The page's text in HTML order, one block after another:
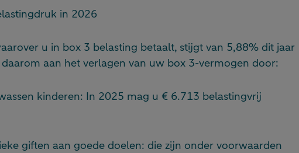
in 2026
u in box 3 belasting betaalt, stijgt van 5,88% dit jaar
aan het verlagen van uw box 3-vermogen door:
kinderen: In 2025 mag u € 6.713 belastingvrij
giften aan goede doelen: die zijn onder voorwaarden